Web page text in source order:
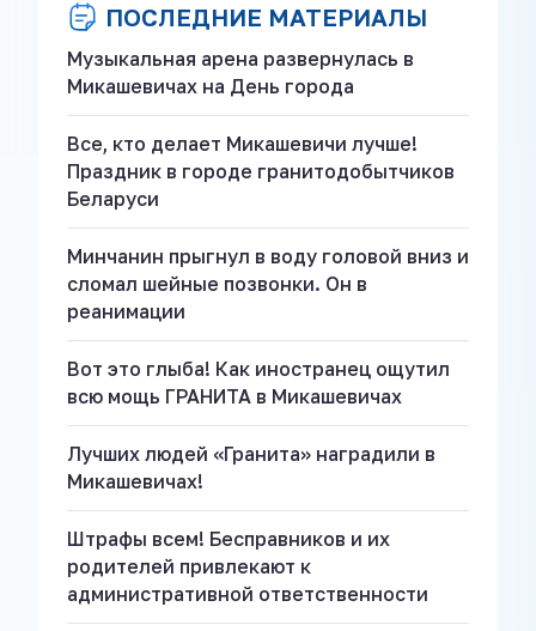
ПОСЛЕДНИЕ МАТЕРИАЛЫ
Музыкальная арена развернулась в
Микашевичах на День города
Все, кто делает Микашевичи лучше!
Праздник в городе гранитодобытчиков
Беларуси
Минчанин прыгнул в воду головой вниз и
сломал шейные позвонки. Он в
реанимации
Вот это глыба! Как иностранец ощутил
всю мощь ГРАНИТА в Микашевичах
Лучших людей «Гранита» наградили в
Микашевичах!
Штрафы всем! Бесправников и их
родителей привлекают к
административной ответственности